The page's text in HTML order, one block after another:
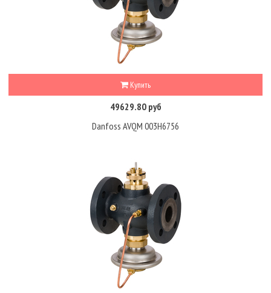
Купить
49629.80 руб
Danfoss AVQM 003H6756